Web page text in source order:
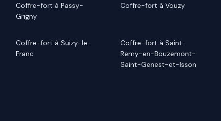
Coffre-fort à Passy-
Grigny
Coffre-fort à Vouzy
Coffre-fort à Suizy-le-
Franc
Coffre-fort à Saint-
Remy-en-Bouzemont-
Saint-Genest-et-Isson